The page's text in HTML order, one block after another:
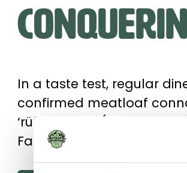
In a taste test, regular
confirmed meatloaf
‘rüüdig guet’ (‘really
Facebook pages. Enjoy!